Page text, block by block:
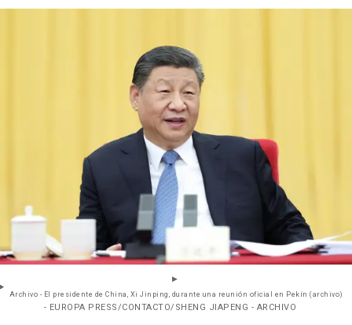
Archivo - El presidente de China, Xi Jinping, durante una reunión oficial en Pekín (archivo)
- EUROPA PRESS/CONTACTO/SHENG JIAPENG - ARCHIVO